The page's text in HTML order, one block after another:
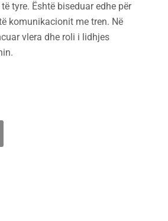
tyre. Është biseduar edhe për
komunikacionit me tren. Në
vlera dhe roli i lidhjes